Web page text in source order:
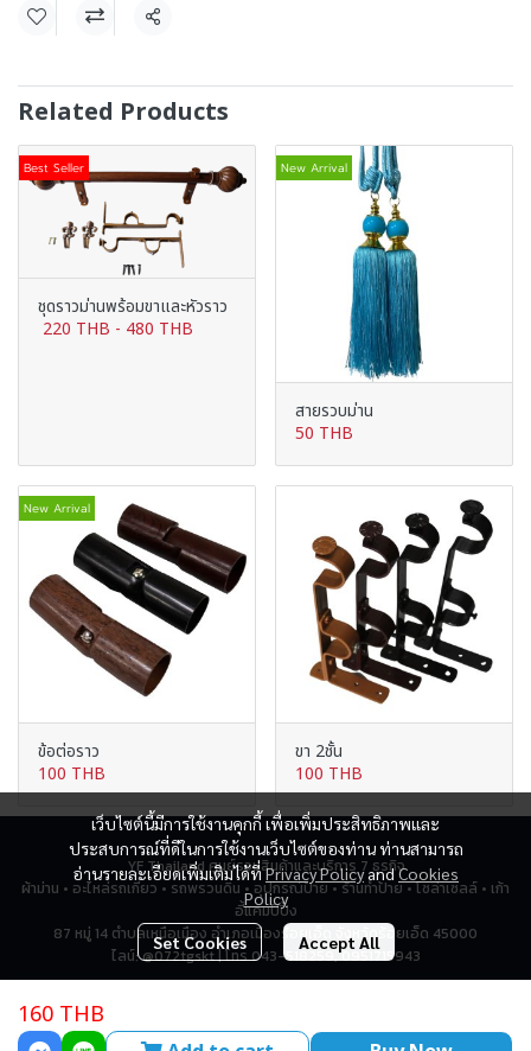
Share
Related Products
Best Seller
ชุดราวม่านพร้อมขาและหัวราว
220 THB - 480 THB
New Arrival
สายรวบม่าน
50 THB
New Arrival
ข้อต่อราว
100 THB
ขา 2ชั้น
100 THB
160 THB
เว็บไซต์นี้มีการใช้งานคุกกี้ เพื่อเพิ่มประสิทธิภาพและ
ประสบการณ์ที่ดีในการใช้งานเว็บไซต์ของท่าน ท่านสามารถ
อ่านรายละเอียดเพิ่มเติมได้ที่Privacy PolicyandCookies
Policy
Set Cookies Accept All
YF Thailand ศูนย์รวมสินค้าและบริการ 7 ธุรกิจ
ผ้าม่าน • อะไหล่รถเกี่ยว • รถพรวนดิน • อุปกรณ์ป้าย • ร้านทำป้าย • โซล่าเซลล์ • เก้า
อี้แคมป์ปิ้ง
87 หมู่ 14 ตำบลเหนือเมือง อำเภอเมืองร้อยเอ็ด จังหวัดร้อยเอ็ด 45000
ไลน์: @072tgskt | โทร 043-518259, 0951715943
Total Visitor2,795,634